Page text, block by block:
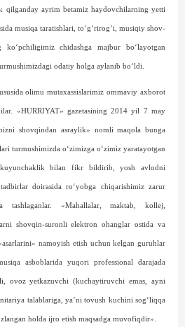
qilganday ayrim betamiz haydovchilarning yetti
musiqa taratishlari, to‘g‘rirog‘i, musiqiy shov­
ko‘pchiligimiz chidashga majbur bo‘layotgan
odatiy holga aylanib bo‘ldi.
olimu mutaxassislarimiz ommaviy axborot
«HURRIYAT» gazetasining 2014 yil 7 may
shovqindan asraylik» nomli maqola bunga
turmushimizda o‘zimizga o‘zimiz yaratayotgan
bilan fikr bildirib, yosh avlodni
doirasida ro‘yobga chiqarishimiz zarur
«Mahallalar, maktab, kollej,
shovqin-suronli elektron ohanglar ostida va
namoyish etish uchun kelgan guruhlar
asboblarida yuqori professional darajada
ovoz yetkazuvchi (kuchaytiruvchi emas, ayni
talablariga, ya’ni tovush kuchini sog‘liqqa
holda ijro etish maqsadga muvofiqdir».